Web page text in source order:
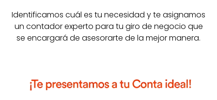
Identificamos cuál es tu necesidad y te asignamos
un contador experto para tu giro de negocio que
se encargará de asesorarte de la mejor manera.